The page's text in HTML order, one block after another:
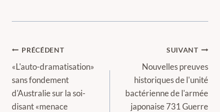
Navigation
de
l’article
PRÉCÉDENT
«L'auto-dramatisation»
sans fondement
d'Australie sur la soi-
disant «menace
SUIVANT
Nouvelles preuves
historiques de l'unité
bactérienne de l'armée
japonaise 731 Guerre